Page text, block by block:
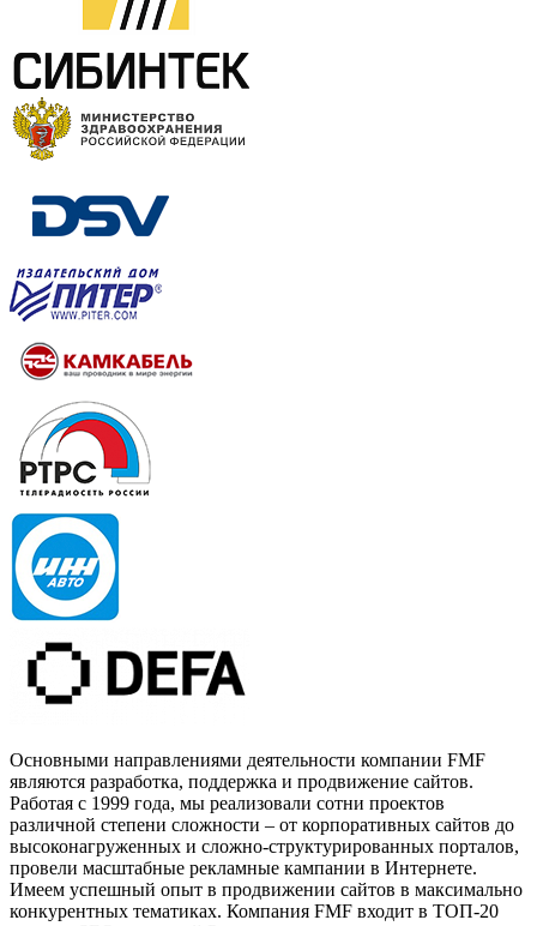
Основными направлениями деятельности компании FMF
являются разработка, поддержка и продвижение сайтов.
Работая с 1999 года, мы реализовали сотни проектов
различной степени сложности – от корпоративных сайтов до
высоконагруженных и сложно-структурированных порталов,
провели масштабные рекламные кампании в Интернете.
Имеем успешный опыт в продвижении сайтов в максимально
конкурентных тематиках. Компания FMF входит в ТОП-20